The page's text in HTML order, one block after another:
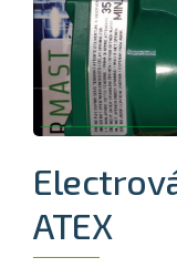
ATEX